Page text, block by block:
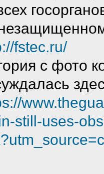
fstec.ru/
с фото
still-uses-